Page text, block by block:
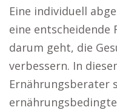
Eine individuell
eine entscheidende
darum geht, die
verbessern. In
Ernährungsberater